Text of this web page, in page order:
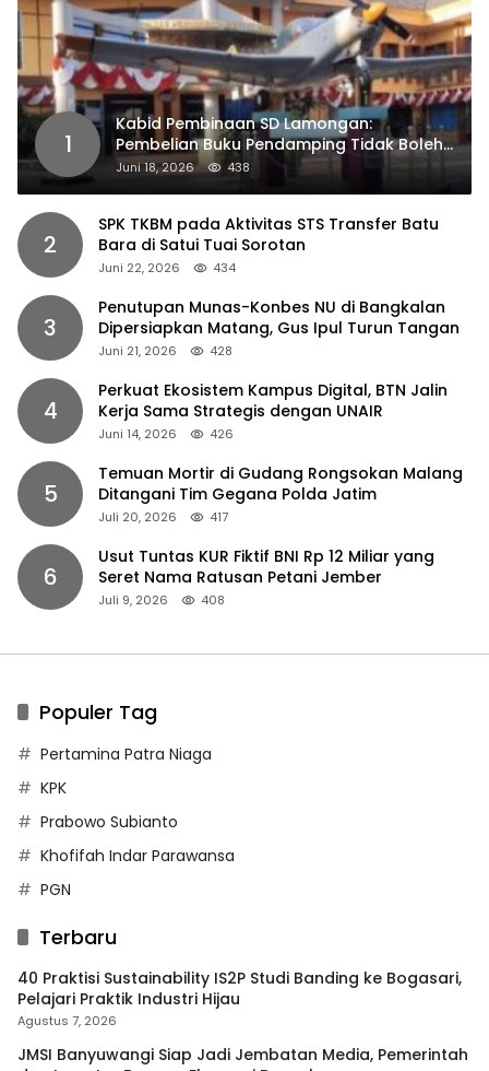
1
Kabid Pembinaan SD Lamongan:
Pembelian Buku Pendamping Tidak Boleh
Dipaksakan
Juni 18, 2026 438
2
SPK TKBM pada Aktivitas STS Transfer Batu
Bara di Satui Tuai Sorotan
Juni 22, 2026 434
3
Penutupan Munas-Konbes NU di Bangkalan
Dipersiapkan Matang, Gus Ipul Turun Tangan
Juni 21, 2026 428
4
Perkuat Ekosistem Kampus Digital, BTN Jalin
Kerja Sama Strategis dengan UNAIR
Juni 14, 2026 426
5
Temuan Mortir di Gudang Rongsokan Malang
Ditangani Tim Gegana Polda Jatim
Juli 20, 2026 417
6
Usut Tuntas KUR Fiktif BNI Rp 12 Miliar yang
Seret Nama Ratusan Petani Jember
Juli 9, 2026 408
Populer Tag
Pertamina Patra Niaga
KPK
Prabowo Subianto
Khofifah Indar Parawansa
PGN
Terbaru
40 Praktisi Sustainability IS2P Studi Banding ke Bogasari,
Pelajari Praktik Industri Hijau
Agustus 7, 2026
JMSI Banyuwangi Siap Jadi Jembatan Media, Pemerintah